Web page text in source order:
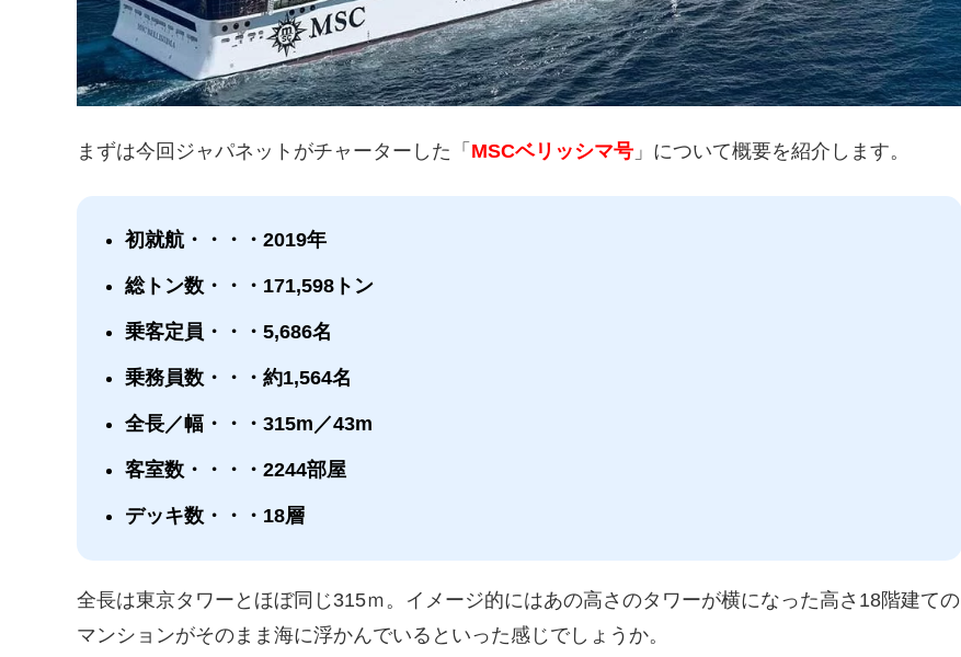
まずは今回ジャパネットがチャーターした「 MSCベリッシマ号 」について概要を紹介します。
初就航・・・・2019年
総トン数・・・171,598トン
乗客定員・・・5,686名
乗務員数・・・約1,564名
全長／幅・・・315m／43m
客室数・・・・2244部屋
デッキ数・・・18層
全長は東京タワーとほぼ同じ315ｍ。イメージ的にはあの高さのタワーが横になった高さ18階建ての
マンションがそのまま海に浮かんでいるといった感じでしょうか。